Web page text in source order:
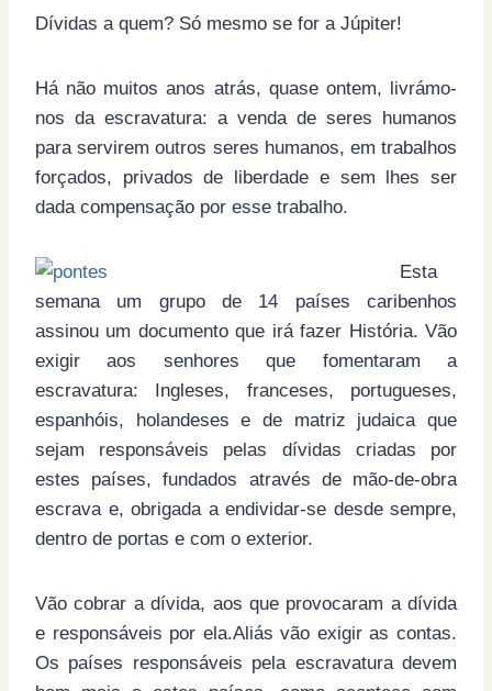
Dívidas a quem? Só mesmo se for a Júpiter!
Há não muitos anos atrás, quase ontem, livrámo-
nos da escravatura: a venda de seres humanos
para servirem outros seres humanos, em trabalhos
forçados, privados de liberdade e sem lhes ser
dada compensação por esse trabalho.
Esta
semana um grupo de 14 países caribenhos
assinou um documento que irá fazer História. Vão
exigir aos senhores que fomentaram a
escravatura: Ingleses, franceses, portugueses,
espanhóis, holandeses e de matriz judaica que
sejam responsáveis pelas dívidas criadas por
estes países, fundados através de mão-de-obra
escrava e, obrigada a endividar-se desde sempre,
dentro de portas e com o exterior.
Vão cobrar a dívida, aos que provocaram a dívida
e responsáveis por ela.Aliás vão exigir as contas.
Os países responsáveis pela escravatura devem